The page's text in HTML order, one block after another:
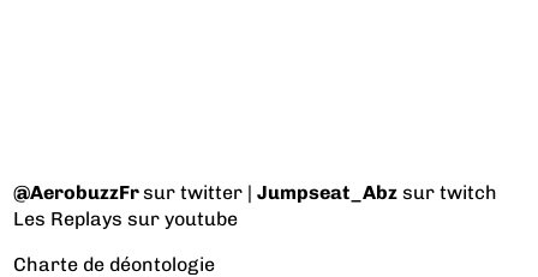
@AerobuzzFrsur twitter |Jumpseat_Abz sur twitch
Les Replays sur youtube
Charte de déontologie